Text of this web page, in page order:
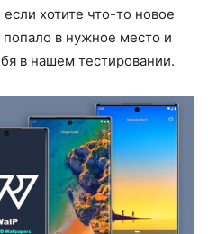
хотите что-то новое
в нужное место и
в нашем тестировании.